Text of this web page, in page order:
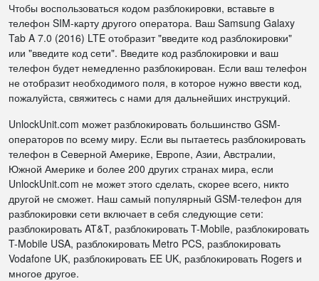
Чтобы воспользоваться кодом разблокировки, вставьте в
телефон SIM-карту другого оператора. Ваш Samsung Galaxy
Tab A 7.0 (2016) LTE отобразит "введите код разблокировки"
или "введите код сети". Введите код разблокировки и ваш
телефон будет немедленно разблокирован. Если ваш телефон
не отобразит необходимого поля, в которое нужно ввести код,
пожалуйста, свяжитесь с нами для дальнейших инструкций.
UnlockUnit.com может разблокировать большинство GSM-
операторов по всему миру. Если вы пытаетесь разблокировать
телефон в Северной Америке, Европе, Азии, Австралии,
Южной Америке и более 200 других странах мира, если
UnlockUnit.com не может этого сделать, скорее всего, никто
другой не сможет. Наш самый популярный GSM-телефон для
разблокировки сети включает в себя следующие сети:
разблокировать AT&T, разблокировать T-Mobile, разблокировать
T-Mobile USA, разблокировать Metro PCS, разблокировать
Vodafone UK, разблокировать EE UK, разблокировать Rogers и
многое другое.